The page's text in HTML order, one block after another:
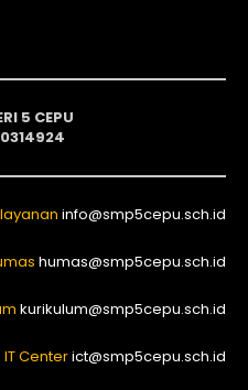
5 CEPU
info@smp5cepu.sch.id
humas@smp5cepu.sch.id
kurikulum@smp5cepu.sch.id
IT Centerict@smp5cepu.sch.id